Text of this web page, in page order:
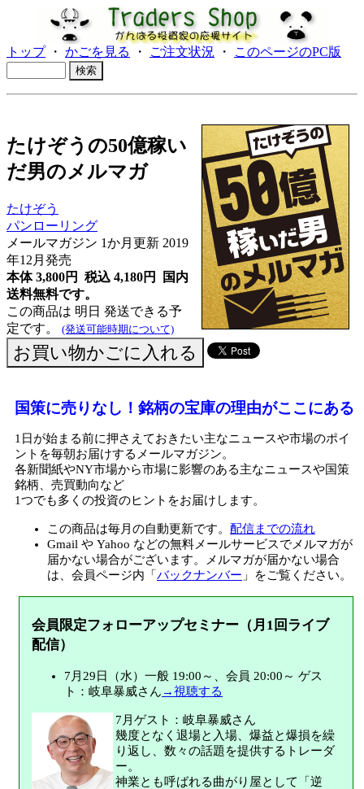
トップ・ かごを見る ・ ご注文状況 ・ このページのPC版
たけぞうの50億稼い
だ男のメルマガ
たけぞう
パンローリング
メールマガジン 1か月更新 2019
年12月発売
本体 3,800円 税込 4,180円
国内
送料無料です。
この商品は 明日 発送できる予
定です。 (発送可能時期について)
国策に売りなし！銘柄の宝庫の理由がここにある
1日が始まる前に押さえておきたい主なニュースや市場のポイ
ントを毎朝お届けするメールマガジン。
各新聞紙やNY市場から市場に影響のある主なニュースや国策
銘柄、売買動向など
1つでも多くの投資のヒントをお届けします。
この商品は毎月の自動更新です。 配信までの流れ
Gmail や Yahoo などの無料メールサービスでメルマガが
届かない場合がございます。メルマガが届かない場合
は、会員ページ内「 バックナンバー 」をご覧ください。
会員限定フォローアップセミナー（月1回ライブ
配信）
7月29日（水）一般 19:00～、会員 20:00～ ゲス
ト：岐阜暴威さん →視聴する
7月ゲスト：岐阜暴威さん
幾度となく退場と入場、爆益と爆損を繰
り返し、数々の話題を提供するトレーダ
ー。
神業とも呼ばれる曲がり屋として「逆